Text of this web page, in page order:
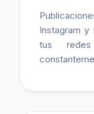
Instagram y
tus